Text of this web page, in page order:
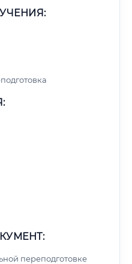
переподготовке